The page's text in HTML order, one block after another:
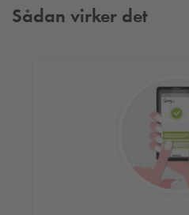
Sådan virker det